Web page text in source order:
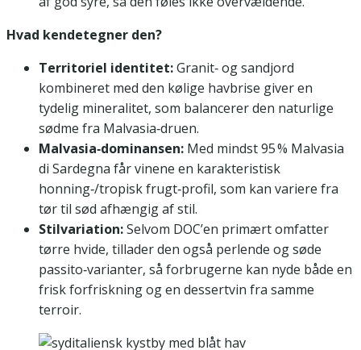
Hvad kendetegner den?
Territoriel identitet:Granit‑ og sandjord
kombineret med den kølige havbrise giver en
tydelig mineralitet, som balancerer den naturlige
sødme fra Malvasia‑druen.
Malvasia‑dominansen: Med mindst 95 % Malvasia
di Sardegna får vinene en karakteristisk
honning‑/tropisk frugt‑profil, som kan variere fra
tør til sød afhængig af stil.
Stilvariation:Selvom DOC’en primært omfatter
tørre hvide, tillader den også perlende og søde
passito‑varianter, så forbrugerne kan nyde både en
frisk forfriskning og en dessertvin fra samme
terroir.